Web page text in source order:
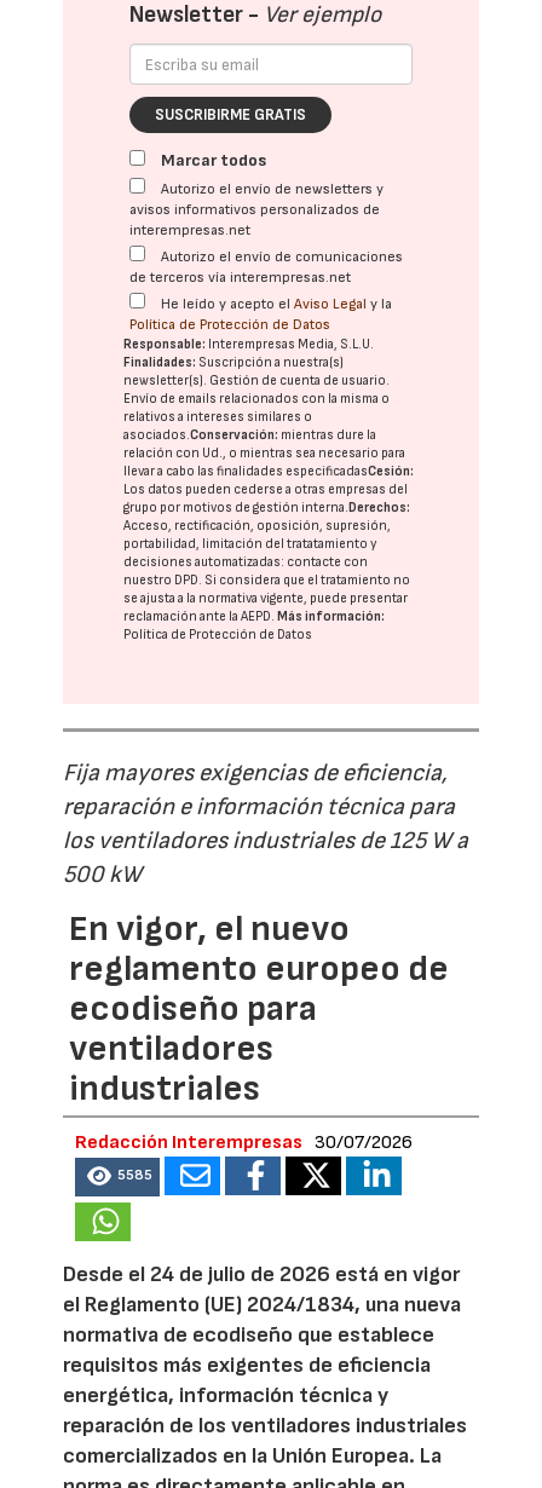
Newsletter - Ver ejemplo
SUSCRIBIRME GRATIS
Marcar todos
Autorizo el envío de newsletters y
avisos informativos personalizados de
interempresas.net
Autorizo el envío de comunicaciones
de terceros vía interempresas.net
He leído y acepto elAviso Legal y la
Política de Protección de Datos
Responsable: Interempresas Media, S.L.U.
Finalidades: Suscripción a nuestra(s)
newsletter(s). Gestión de cuenta de usuario.
Envío de emails relacionados con la misma o
relativos a intereses similares o
asociados.Conservación: mientras dure la
relación con Ud., o mientras sea necesario para
llevar a cabo las finalidades especificadasCesión:
Los datos pueden cederse a otras empresas del
grupo por motivos de gestión interna.Derechos:
Acceso, rectificación, oposición, supresión,
portabilidad, limitación del tratatamiento y
decisiones automatizadas: contacte con
nuestro DPD. Si considera que el tratamiento no
se ajusta a la normativa vigente, puede presentar
reclamación ante laAEPD.Más información:
Política de Protección de Datos
Fija mayores exigencias de eficiencia,
reparación e información técnica para
los ventiladores industriales de 125 W a
500 kW
En vigor, el nuevo
reglamento europeo de
ecodiseño para
ventiladores
industriales
Redacción Interempresas 30/07/2026
5585
Desde el 24 de julio de 2026 está en vigor
el Reglamento (UE) 2024/1834, una nueva
normativa de ecodiseño que establece
requisitos más exigentes de eficiencia
energética, información técnica y
reparación de los ventiladores industriales
comercializados en la Unión Europea. La